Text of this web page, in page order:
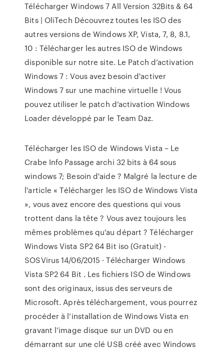
Télécharger Windows 7 All Version 32Bits & 64
Bits | OliTech Découvrez toutes les ISO des
autres versions de Windows XP, Vista, 7, 8, 8.1,
10 : Télécharger les autres ISO de Windows
disponible sur notre site. Le Patch d’activation
Windows 7 : Vous avez besoin d'activer
Windows 7 sur une machine virtuelle ! Vous
pouvez utiliser le patch d’activation Windows
Loader développé par le Team Daz.
Télécharger les ISO de Windows Vista – Le
Crabe Info Passage archi 32 bits à 64 sous
windows 7; Besoin d'aide ? Malgré la lecture de
l'article « Télécharger les ISO de Windows Vista
», vous avez encore des questions qui vous
trottent dans la tête ? Vous avez toujours les
mêmes problèmes qu'au départ ? Télécharger
Windows Vista SP2 64 Bit iso (Gratuit) -
SOSVirus 14/06/2015 · Télécharger Windows
Vista SP2 64 Bit . Les fichiers ISO de Windows
sont des originaux, issus des serveurs de
Microsoft. Après téléchargement, vous pourrez
procéder à l’installation de Windows Vista en
gravant l’image disque sur un DVD ou en
démarrant sur une clé USB créé avec Windows